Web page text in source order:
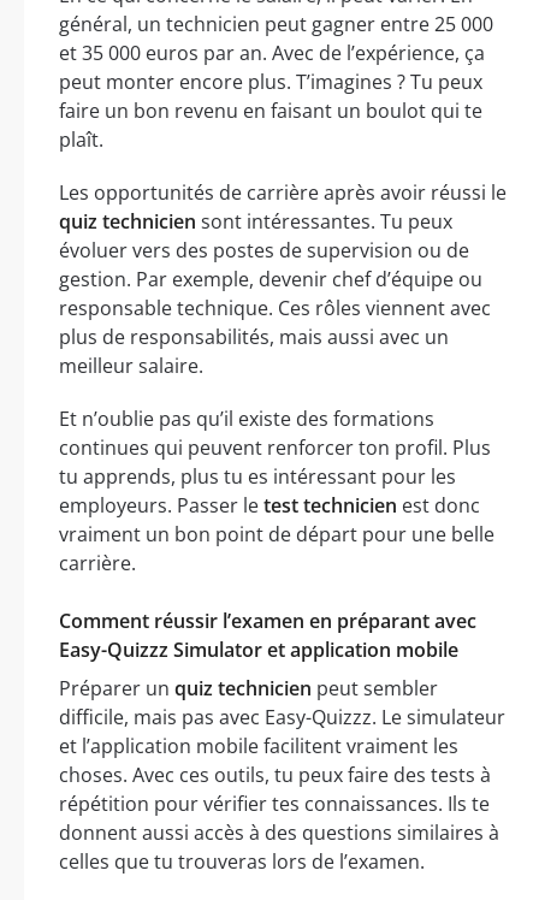
général, un technicien peut gagner entre 25 000
et 35 000 euros par an. Avec de l’expérience, ça
peut monter encore plus. T’imagines ? Tu peux
faire un bon revenu en faisant un boulot qui te
plaît.
Les opportunités de carrière après avoir réussi le
quiz technicien sont intéressantes. Tu peux
évoluer vers des postes de supervision ou de
gestion. Par exemple, devenir chef d’équipe ou
responsable technique. Ces rôles viennent avec
plus de responsabilités, mais aussi avec un
meilleur salaire.
Et n’oublie pas qu’il existe des formations
continues qui peuvent renforcer ton profil. Plus
tu apprends, plus tu es intéressant pour les
employeurs. Passer letest technicien est donc
vraiment un bon point de départ pour une belle
carrière.
Comment réussir l’examen en préparant avec
Easy-Quizzz Simulator et application mobile
Préparer un quiz technicien peut sembler
difficile, mais pas avec Easy-Quizzz. Le simulateur
et l’application mobile facilitent vraiment les
choses. Avec ces outils, tu peux faire des tests à
répétition pour vérifier tes connaissances. Ils te
donnent aussi accès à des questions similaires à
celles que tu trouveras lors de l’examen.